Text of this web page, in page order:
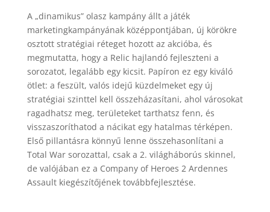
A „dinamikus” olasz kampány állt a játék
marketingkampányának középpontjában, új körökre
osztott stratégiai réteget hozott az akcióba, és
megmutatta, hogy a Relic hajlandó fejleszteni a
sorozatot, legalább egy kicsit. Papíron ez egy kiváló
ötlet: a feszült, valós idejű küzdelmeket egy új
stratégiai szinttel kell összeházasítani, ahol városokat
ragadhatsz meg, területeket tarthatsz fenn, és
visszaszoríthatod a nácikat egy hatalmas térképen.
Első pillantásra könnyű lenne összehasonlítani a
Total War sorozattal, csak a 2. világháborús skinnel,
de valójában ez a Company of Heroes 2 Ardennes
Assault kiegészítőjének továbbfejlesztése.
Elérhető: PC